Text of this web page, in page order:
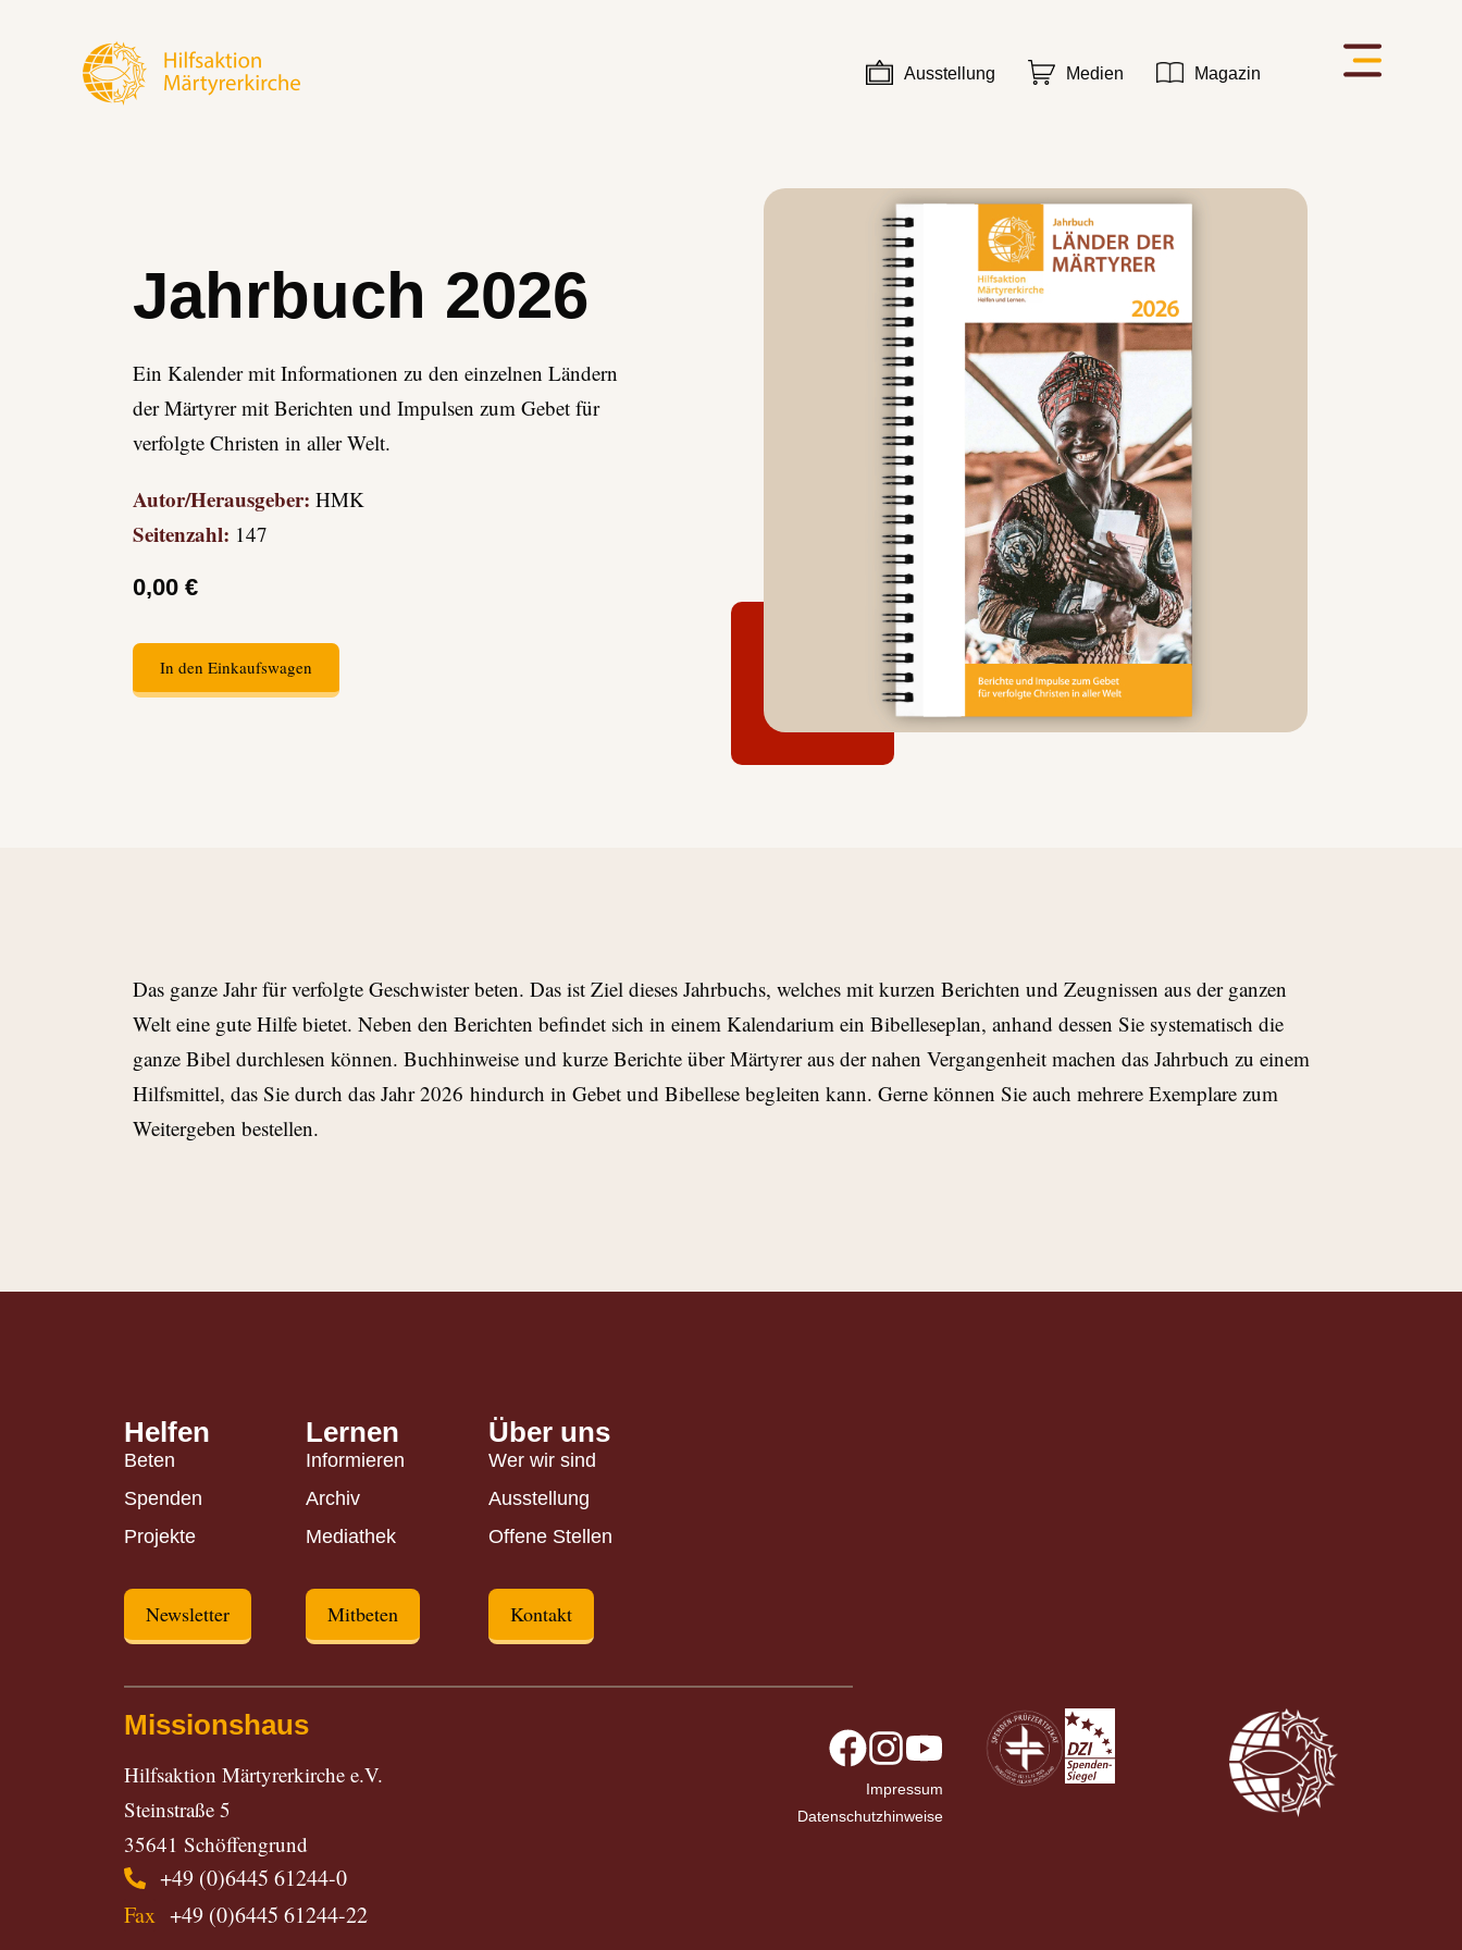
Ausstellung Medien Magazin
Jahrbuch 2026
Ein Kalender mit Informationen zu den einzelnen Ländern
der Märtyrer mit Berichten und Impulsen zum Gebet für
verfolgte Christen in aller Welt.
Autor/Herausgeber: HMK
Seitenzahl: 147
0,00 €
In den Einkaufswagen
Das ganze Jahr für verfolgte Geschwister beten. Das ist Ziel dieses Jahrbuchs, welches mit kurzen Berichten und Zeugnissen aus der ganzen
Welt eine gute Hilfe bietet. Neben den Berichten befindet sich in einem Kalendarium ein Bibelleseplan, anhand dessen Sie systematisch die
ganze Bibel durchlesen können. Buchhinweise und kurze Berichte über Märtyrer aus der nahen Vergangenheit machen das Jahrbuch zu einem
Hilfsmittel, das Sie durch das Jahr 2026 hindurch in Gebet und Bibellese begleiten kann. Gerne können Sie auch mehrere Exemplare zum
Weitergeben bestellen.
Helfen
Beten
Spenden
Projekte
Newsletter
Lernen
Informieren
Archiv
Mediathek
Mitbeten
Über uns
Wer wir sind
Ausstellung
Offene Stellen
Kontakt
Missionshaus
Hilfsaktion Märtyrerkirche e.V.
Steinstraße 5
35641 Schöffengrund
+49 (0)6445 61244-0
Fax +49 (0)6445 61244-22
Impressum
Datenschutzhinweise